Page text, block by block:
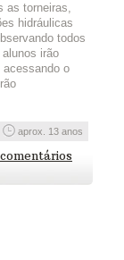
as torneiras,
hidráulicas
todos
irão
o
aprox. 13 anos